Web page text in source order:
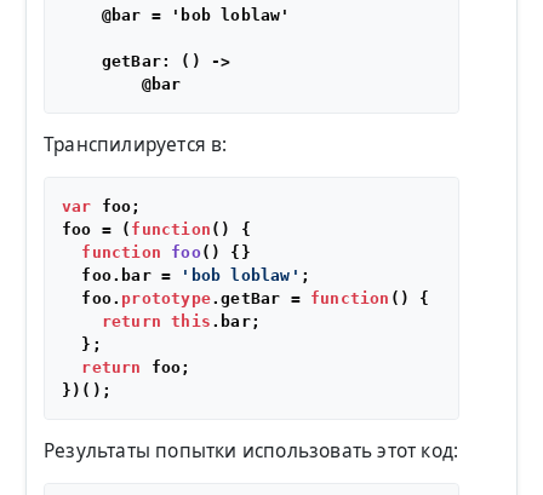
    @bar = 'bob loblaw'
    getBar: () ->
Транспилируется в:
var foo;
foo = ( function ( ) {
function
foo( ) {}
  foo.
bar = 'bob loblaw' ;
  foo.
prototype.getBar = function ( ) {
return
this . bar;
  };
return
foo;
Результаты попытки использовать этот код: